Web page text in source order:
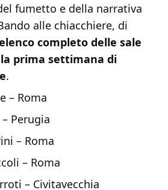
fumetto e della narrativa
alle chiacchiere, di
completo delle sale
prima settimana di
.
– Roma
Perugia
– Roma
– Roma
– Civitavecchia